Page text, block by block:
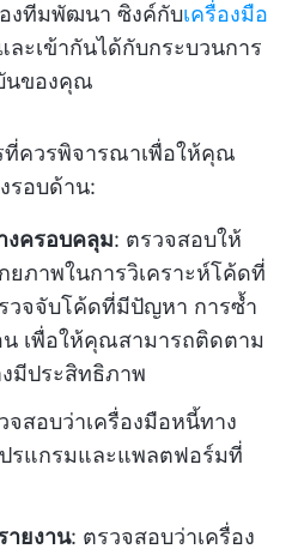
งทีมพัฒนา ซิงค์กับเครื่องมือ
ละเข้ากันได้กับกระบวนการ
นของคุณ
ควรพิจารณาเพื่อให้คุณ
รอบด้าน:
งครอบคลุม: ตรวจสอบให้
ยภาพในการวิเคราะห์โค้ดที่
วจจับโค้ดที่มีปัญหา การซ้ำ
เพื่อให้คุณสามารถติดตาม
มีประสิทธิภาพ
จสอบว่าเครื่องมือหนี้ทาง
รแกรมและแพลตฟอร์มที่
ายงาน: ตรวจสอบว่าเครื่อง